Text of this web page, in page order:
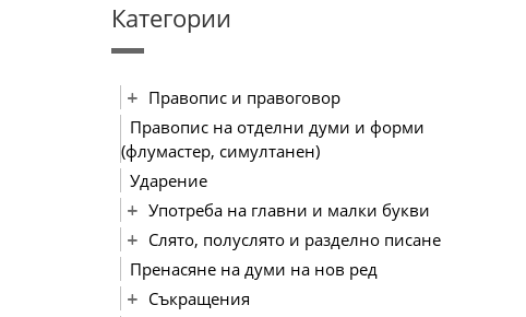
Категории
Правопис и правоговор
Правопис на отделни думи и форми
(флумастер, симултанен)
Ударение
Употреба на главни и малки букви
Слято, полуслято и разделно писане
Пренасяне на думи на нов ред
Съкращения